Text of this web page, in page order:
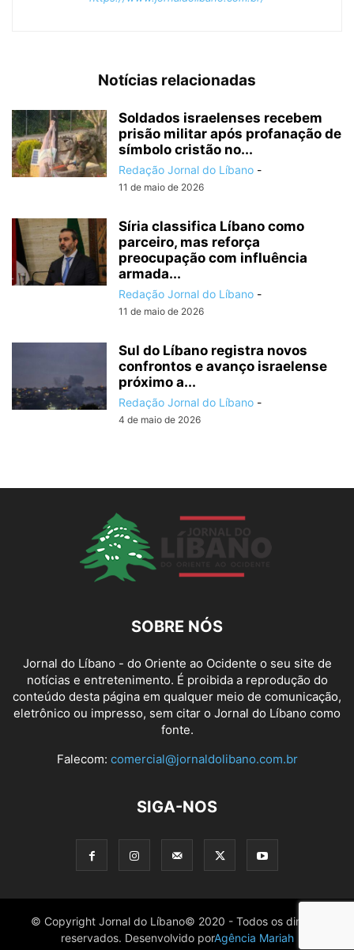
Notícias relacionadas
Soldados israelenses recebem
prisão militar após profanação de
símbolo cristão no...
Redação Jornal do Líbano -
11 de maio de 2026
Síria classifica Líbano como
parceiro, mas reforça
preocupação com influência
armada...
Redação Jornal do Líbano -
11 de maio de 2026
Sul do Líbano registra novos
confrontos e avanço israelense
próximo a...
Redação Jornal do Líbano -
4 de maio de 2026
SOBRE NÓS
Jornal do Líbano - do Oriente ao Ocidente o seu site de
notícias e entretenimento. É proibida a reprodução do
conteúdo desta página em qualquer meio de comunicação,
eletrônico ou impresso, sem citar o Jornal do Líbano como
fonte.
Falecom: comercial@jornaldolibano.com.br
SIGA-NOS
© Copyright Jornal do Líbano© 2020 - Todos os direitos
reservados. Desenvolvido porAgência Mariah